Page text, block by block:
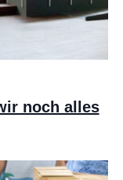
noch alles